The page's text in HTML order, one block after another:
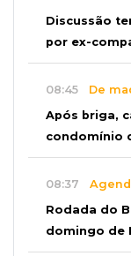
Discussão
por ex-
08:45 De
Após briga,
condomínio
08:37
Rodada do
domingo de